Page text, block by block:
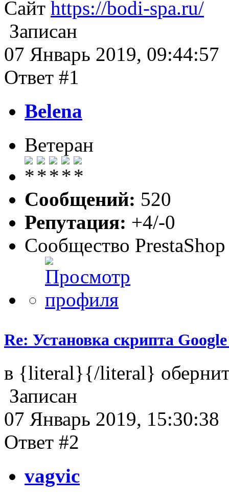
Сайт https://bodi-spa.ru/
Записан
07 Январь 2019, 09:44:57
Ответ #1
Belena
Ветеран
Сообщений: 520
Репутация: +4/-0
Сообщество PrestaShop
Re: Установка скрипта
в {literal}{/literal}
Записан
07 Январь 2019, 15:30:38
Ответ #2
vagvic